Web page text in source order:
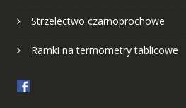
Strzelectwo czarnoprochowe
Ramki na termometry tablicowe